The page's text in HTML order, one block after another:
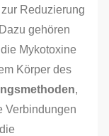
Reduzierung
gehören
die Mykotoxine
Körper des
,
Verbindungen